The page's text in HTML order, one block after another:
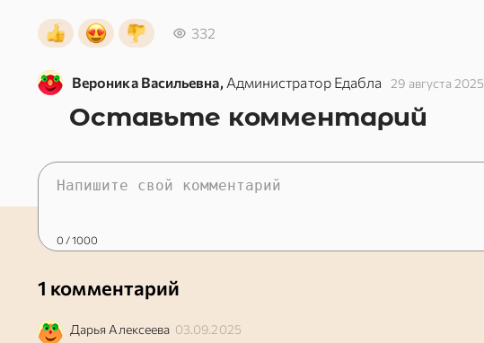
332
Вероника Васильевна, Администратор Едабла 29 августа 2025
Оставьте комментарий
0 / 1000
1 комментарий
Дарья Алексеева 03.09.2025